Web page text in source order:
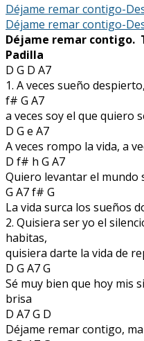
Déjame remar contigo-
Déjame remar contigo-
Déjame remar contigo.
Padilla
D G D A7
1. A veces sueño
f# G A7
a veces soy el que quiero
D G e A7
A veces rompo la vida, a
D f# h G A7
Quiero levantar el mundo
G A7 f# G
La vida surca los sueños
2. Quisiera ser yo el
habitas,
quisiera darte la vida de
D G A7 G
Sé muy bien que hoy mis
brisa
D A7 G D
Déjame remar contigo,